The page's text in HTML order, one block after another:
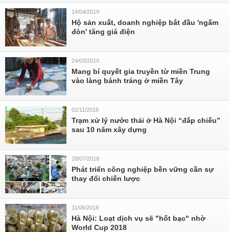
14/04/2019
Hộ sản xuất, doanh nghiệp bắt đầu 'ngấm
đòn' tăng giá điện
24/03/2019
Mang bí quyết gia truyền từ miền Trung
vào làng bánh tráng ở miền Tây
02/11/2018
Trạm xử lý nước thải ở Hà Nội “đắp chiếu”
sau 10 năm xây dựng
28/07/2018
Phát triển công nghiệp bền vững cần sự
thay đổi chiến lược
11/06/2018
Hà Nội: Loạt dịch vụ sẽ "hốt bạc" nhờ
World Cup 2018